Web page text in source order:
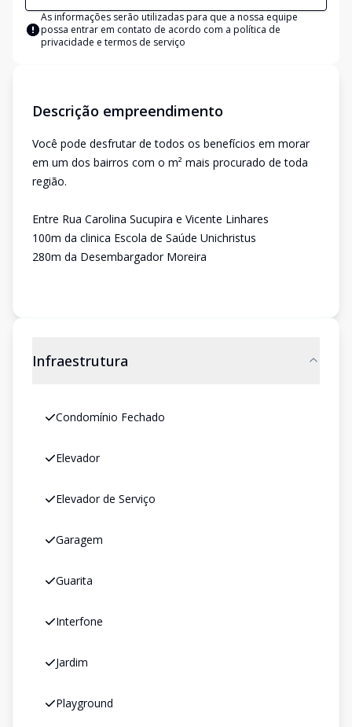
As informações serão utilizadas para que a nossa equipe
possa entrar em contato de acordo com a política de
privacidade e termos de serviço
Descrição empreendimento
Você pode desfrutar de todos os benefícios em morar
em um dos bairros com o m² mais procurado de toda
região.
Entre Rua Carolina Sucupira e Vicente Linhares
100m da clinica Escola de Saúde Unichristus
280m da Desembargador Moreira
Infraestrutura
Condomínio Fechado
Elevador
Elevador de Serviço
Garagem
Guarita
Interfone
Jardim
Playground